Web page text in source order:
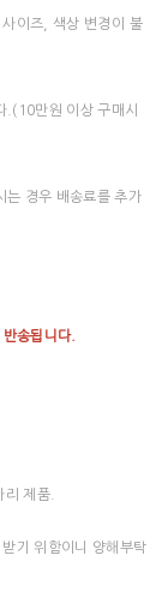
이즈, 색상 변경이 불
.(10만원 이상 구매시
는 경우 배송료를 추가
송됩니다.
제품.
기 위함이니 양해부탁